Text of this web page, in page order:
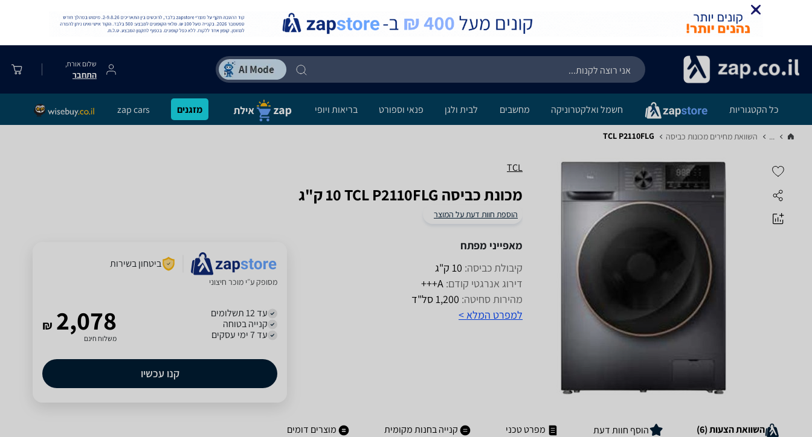
שלום אורח,
התחבר
כל הקטגוריות חשמל ואלקטרוניקה מחשבים לבית ולגן פנאי וספורט בריאות ויופי מזגנים zap cars
... השוואת מחירים מכונות כביסה‏ TCL P2110FLG
TCL
מכונת כביסה TCL P2110FLG ‏10 ‏ק"ג
הוספת חוות דעת על המוצר
מאפייני מפתח
קיבולת כביסה: 10 ק"ג
דירוג אנרגטי קודם: A+++
מהירות סחיטה: 1,200 סל"ד
למפרט המלא >
ביטחון בשירות
מסופק ע״י מוכר חיצוני
עד 12 תשלומים
קנייה בטוחה
עד 7 ימי עסקים
₪ 2,078
משלוח חינם
קנו עכשיו
השוואת הצעות (6) הוסף חוות דעת מפרט טכני קנייה בחנות מקומית מוצרים דומים